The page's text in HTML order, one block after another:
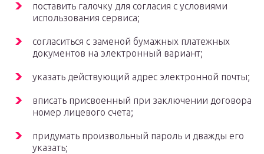
поставить галочку для согласия с условиями
использования сервиса;
согласиться с заменой бумажных платежных
документов на электронный вариант;
указать действующий адрес электронной почты;
вписать присвоенный при заключении договора
номер лицевого счета;
придумать произвольный пароль и дважды его
указать;